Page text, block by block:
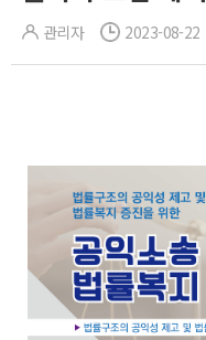
관리자 2023-08-22